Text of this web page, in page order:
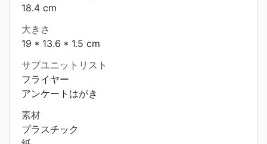
18.4 cm
大きさ
19 * 13.6 * 1.5 cm
サブユニットリスト
フライヤー
アンケートはがき
素材
プラスチック